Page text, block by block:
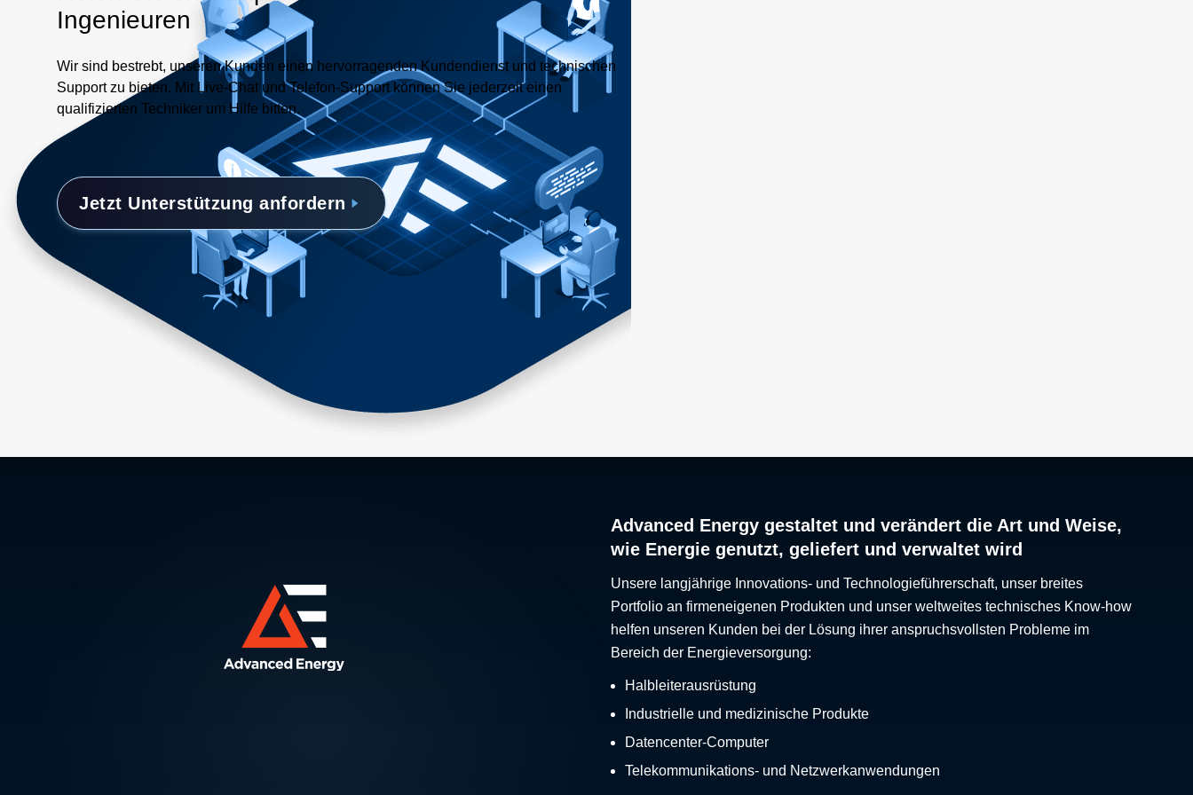
Ingenieuren
Wir sind bestrebt, unseren Kunden einen hervorragenden Kundendienst und technischen
Support zu bieten. Mit Live-Chat und Telefon-Support können Sie jederzeit einen
qualifizierten Techniker um Hilfe bitten.
Jetzt Unterstützung anfordern
Advanced Energy gestaltet und verändert die Art und Weise,
wie Energie genutzt, geliefert und verwaltet wird
Unsere langjährige Innovations- und Technologieführerschaft, unser breites
Portfolio an firmeneigenen Produkten und unser weltweites technisches Know-how
helfen unseren Kunden bei der Lösung ihrer anspruchsvollsten Probleme im
Bereich der Energieversorgung:
Halbleiterausrüstung
Industrielle und medizinische Produkte
Datencenter-Computer
Telekommunikations- und Netzwerkanwendungen